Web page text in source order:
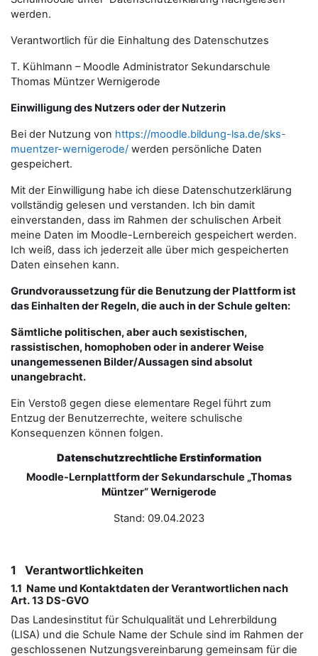
werden.
Verantwortlich für die Einhaltung des Datenschutzes
T. Kühlmann – Moodle Administrator Sekundarschule
Thomas Müntzer Wernigerode
Einwilligung des Nutzers oder der Nutzerin
Bei der Nutzung von https://moodle.bildung-lsa.de/sks-
muentzer-wernigerode/ werden persönliche Daten
gespeichert.
Mit der Einwilligung habe ich diese Datenschutzerklärung
vollständig gelesen und verstanden. Ich bin damit
einverstanden, dass im Rahmen der schulischen Arbeit
meine Daten im Moodle-Lernbereich gespeichert werden.
Ich weiß, dass ich jederzeit alle über mich gespeicherten
Daten einsehen kann.
Grundvoraussetzung für die Benutzung der Plattform ist
das Einhalten der Regeln, die auch in der Schule gelten:
Sämtliche politischen, aber auch sexistischen,
rassistischen, homophoben oder in anderer Weise
unangemessenen Bilder/Aussagen sind absolut
unangebracht.
Ein Verstoß gegen diese elementare Regel führt zum
Entzug der Benutzerrechte, weitere schulische
Konsequenzen können folgen.
Datenschutzrechtliche Erstinformation
Moodle-Lernplattform der Sekundarschule „Thomas
Müntzer“ Wernigerode
Stand: 09.04.2023
1 Verantwortlichkeiten
1.1 Name und Kontaktdaten der Verantwortlichen nach
Art. 13 DS-GVO
Das Landesinstitut für Schulqualität und Lehrerbildung
(LISA) und die Schule Name der Schule sind im Rahmen der
geschlossenen Nutzungsvereinbarung gemeinsam für die